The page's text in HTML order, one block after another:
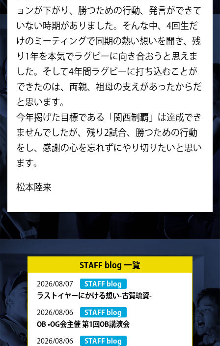
ョンが下がり、勝つための行動、発言ができて
いない時期がありました。そんな中、4回生だ
けのミーティングで同期の熱い想いを聞き、残
り1年を本気でラグビーに向き合おうと思えま
した。そして4年間ラグビーに打ち込むことが
できたのは、両親、祖母の支えがあったからだ
と思います。
今年掲げた目標である「関西制覇」は達成でき
ませんでしたが、残り2試合、勝つための行動
をし、感謝の心を忘れずにやり切りたいと思い
ます。
松本陸来
STAFF blog 一覧
2026/08/07
STAFF blog
ラストイヤーにかける想い-古賀琉資-
2026/08/06
STAFF blog
OB •OG会主催 第1回OB講演会
2026/08/06
STAFF blog